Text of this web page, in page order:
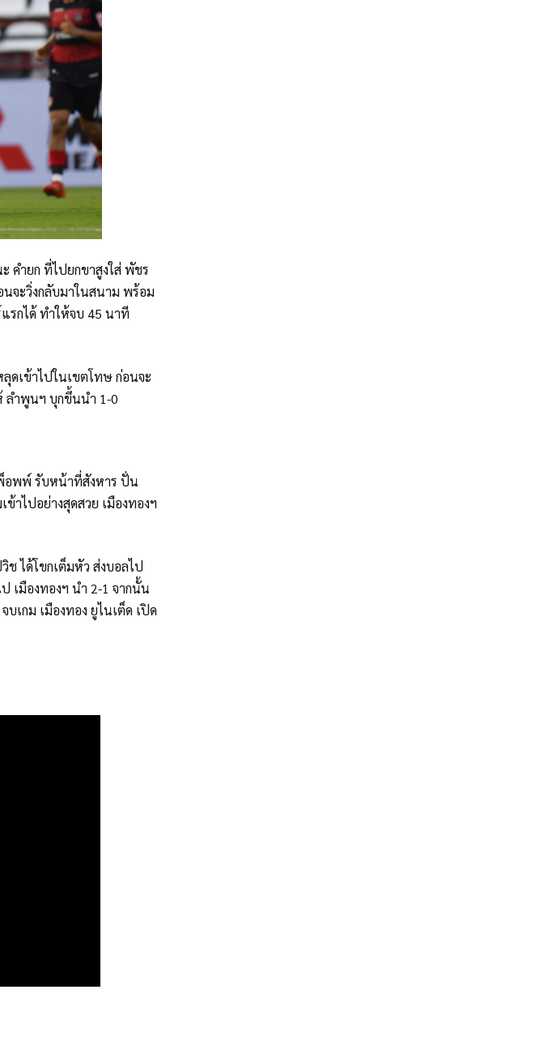
คำยก ที่ไปยกขาสูงใส่ พัชร
จะวิ่งกลับมาในสนาม พร้อม
รกได้ ทำให้จบ 45 นาที
ดเข้าไปในเขตโทษ ก่อนจะ
ลำพูนฯ บุกขึ้นนำ 1-0
อพพ์ รับหน้าที่สังหาร ปั่น
าไปอย่างสุดสวย เมืองทองฯ
ช ได้โขกเต็มหัว ส่งบอลไป
เมืองทองฯ นำ 2-1 จากนั้น
เกม เมืองทอง ยูไนเต็ด เปิด